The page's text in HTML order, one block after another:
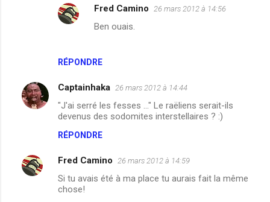
a
s
RÉPONDRE
Fred Camino 26 mars 2012 à 14:56
Ben ouais.
Captainhaka 26 mars 2012 à 14:44
"J'ai serré les fesses ..." Le raëliens serait-ils
devenus des sodomites interstellaires ? :)
RÉPONDRE
Fred Camino 26 mars 2012 à 14:59
Si tu avais été à ma place tu aurais fait la même
chose!